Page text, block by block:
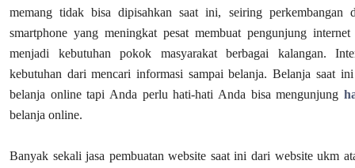
memang tidak bisa dipisahkan saat ini, seiring perkembangan
smartphone yang meningkat pesat membuat pengunjung
menjadi kebutuhan pokok masyarakat berbagai kalangan.
kebutuhan dari mencari informasi sampai belanja. Belanja saat
belanja online tapi Anda perlu hati-hati Anda bisa mengunjung
belanja online.
Banyak sekali jasa pembuatan website saat ini dari website ukm